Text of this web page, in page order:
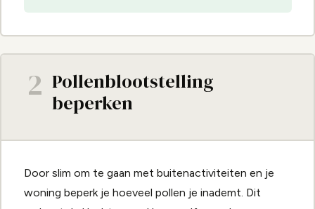
2 Pollenblootstelling
beperken
Door slim om te gaan met buitenactiviteiten en je
woning beperk je hoeveel pollen je inademt. Dit